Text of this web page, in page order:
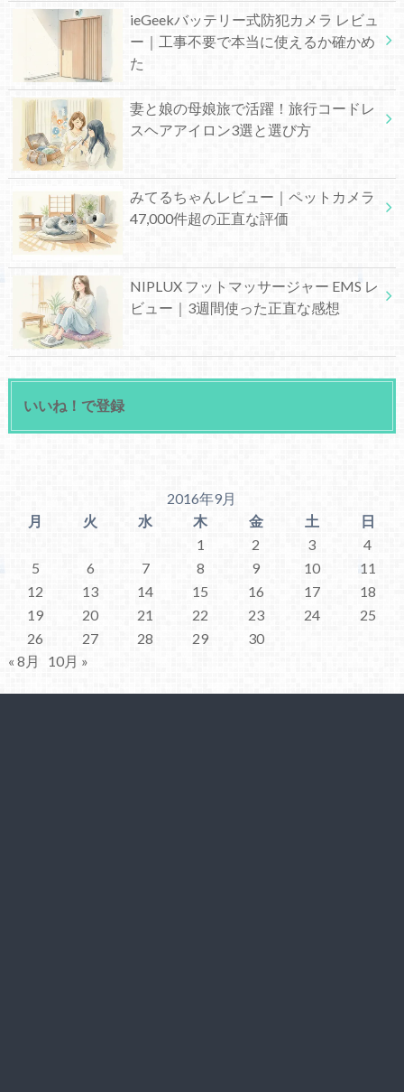
ieGeekバッテリー式防犯カメラ レビュ
ー｜工事不要で本当に使えるか確かめ
た
妻と娘の母娘旅で活躍！旅行コードレ
スヘアアイロン3選と選び方
みてるちゃんレビュー｜ペットカメラ
47,000件超の正直な評価
NIPLUX フットマッサージャー EMS レ
ビュー｜3週間使った正直な感想
いいね！で登録
2016年9月
月
火 水 木 金 土
日
1
2 3
4
5
6 7 8 9 10
11
12
13 14 15 16 17
18
19
20 21 22 23 24
25
26
27 28 29
30
« 8月
10月 »